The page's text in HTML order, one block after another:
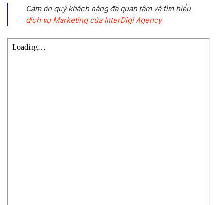
Cảm ơn quý khách hàng đã quan tâm và tìm hiểu
dịch vụ Marketing của InterDigi Agency